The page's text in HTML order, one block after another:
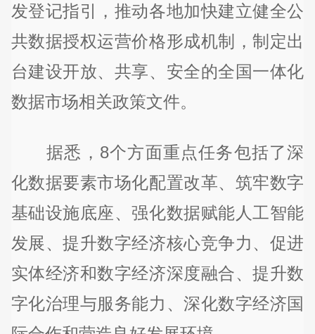
发登记指引，推动各地加快建立健全公
共数据授权运营价格形成机制，制定出
台建设开放、共享、安全的全国一体化
数据市场相关政策文件。
据悉，8个方面重点任务包括了深
化数据要素市场化配置改革、筑牢数字
基础设施底座、强化数据赋能人工智能
发展、提升数字经济核心竞争力、促进
实体经济和数字经济深度融合、提升数
字化治理与服务能力、深化数字经济国